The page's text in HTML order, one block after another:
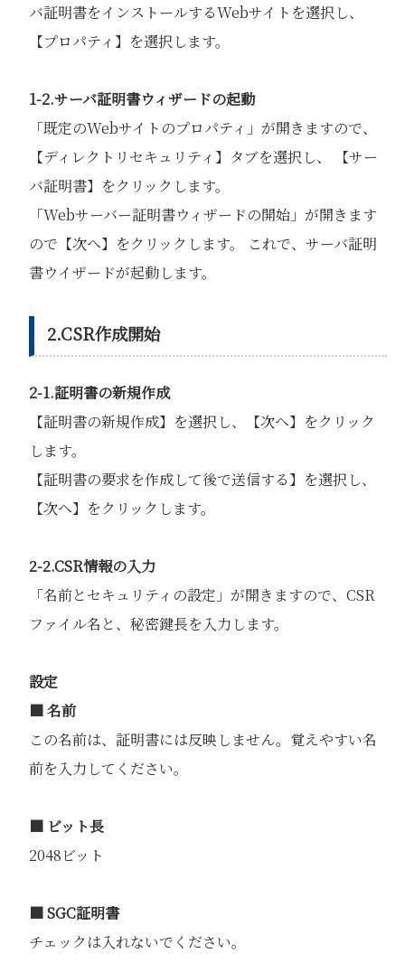
バ証明書をインストールするWebサイトを選択し、
【プロパティ】を選択します。
1-2.サーバ証明書ウィザードの起動
「既定のWebサイトのプロパティ」が開きますので、
【ディレクトリセキュリティ】タブを選択し、 【サー
バ証明書】をクリックします。
「Webサーバー証明書ウィザードの開始」が開きます
ので【次へ】をクリックします。 これで、サーバ証明
書ウイザードが起動します。
2.CSR作成開始
2-1.証明書の新規作成
【証明書の新規作成】を選択し、【次へ】をクリック
します。
【証明書の要求を作成して後で送信する】を選択し、
【次へ】をクリックします。
2-2.CSR情報の入力
「名前とセキュリティの設定」が開きますので、CSR
ファイル名と、秘密鍵長を入力します。
設定
■ 名前
この名前は、証明書には反映しません。覚えやすい名
前を入力してください。
■ ビット長
2048ビット
■ SGC証明書
チェックは入れないでください。